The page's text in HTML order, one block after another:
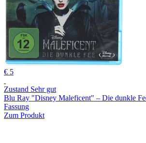
€ 5
Zustand Sehr gut
Blu Ray "Disney Maleficent" – Die dunkle
Fassung
Zum Produkt